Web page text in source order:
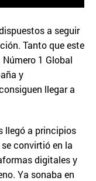
a seguir
Tanto que este
1 Global
y
llegar a
llegó a principios
convirtió en la
digitales y
Ya sonaba en